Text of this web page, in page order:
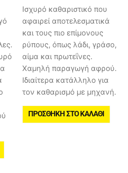
Ισχυρό καθαριστικό που
αφαιρεί αποτελεσματικά
και τους πιο επίμονους
ρύπους, όπως λάδι, γράσο,
αίμα και πρωτεΐνες.
Χαμηλή παραγωγή αφρού.
Ιδιαίτερα κατάλληλο για
τον καθαρισμό με μηχανή.
ΠΡΟΣΘΉΚΗ ΣΤΟ ΚΑΛΆΘΙ